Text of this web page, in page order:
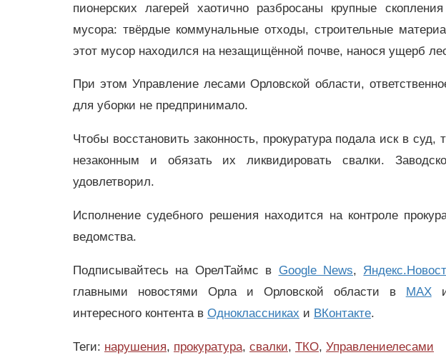
пионерских лагерей хаотично разбросаны крупные скопления
мусора: твёрдые коммунальные отходы, строительные
этот мусор находился на незащищённой почве, нанося ущерб
При этом Управление лесами Орловской области,
для уборки не предпринимало.
Чтобы восстановить законность, прокуратура подала иск в суд,
незаконным и обязать их ликвидировать свалки.
удовлетворил.
Исполнение судебного решения находится на контроле
ведомства.
Подписывайтесь на ОрелТаймс в Google News,
главными новостями Орла и Орловской области в MAX
интересного контента в Одноклассниках и ВКонтакте.
Теги: нарушения, прокуратура, свалки, ТКО, Управлениелесами